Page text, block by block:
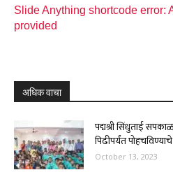
Slide Anything shortcode error:
provided
अधिक वाचा
पद्मश्री सिंधुताई
पिढीपर्यंत
October 13, 2023